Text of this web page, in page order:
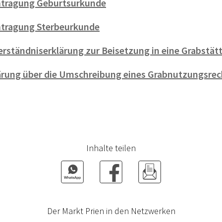
Geburtsurkunde
Sterbeurkunde
zur Beisetzung in eine
über die Umschreibung eines
Inhalte teilen
Der Markt Prien in den Netzwerken